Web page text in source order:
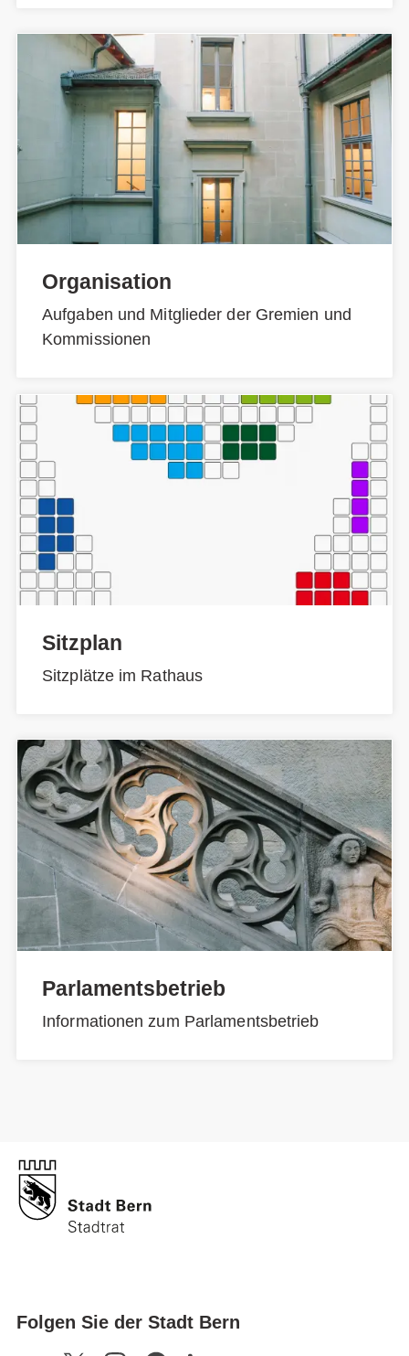
Organisation
Aufgaben und Mitglieder der Gremien und
Kommissionen
Sitzplan
Sitzplätze im Rathaus
Parlamentsbetrieb
Informationen zum Parlamentsbetrieb
Folgen Sie der Stadt Bern